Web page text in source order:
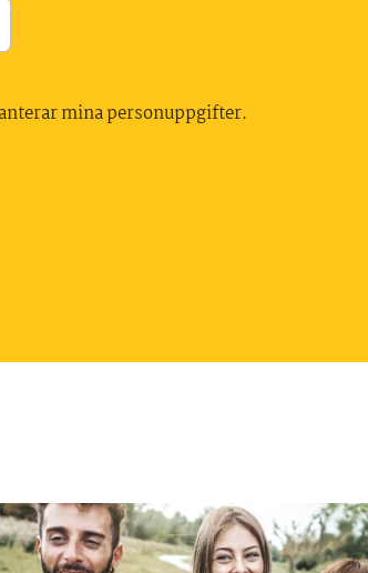
mina personuppgifter.